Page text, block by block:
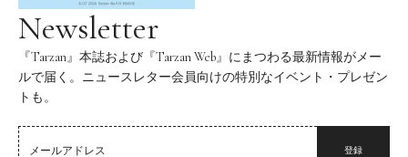
Newsletter
『Tarzan』本誌および『Tarzan Web』にまつわる最新情報がメー
ルで届く。ニュースレター会員向けの特別なイベント・プレゼン
トも。
登録